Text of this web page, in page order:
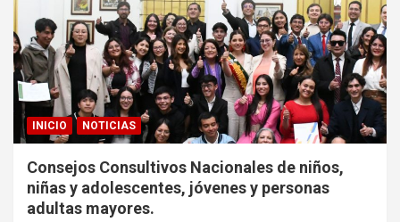
INICIO NOTICIAS
Consejos Consultivos Nacionales de niños,
niñas y adolescentes, jóvenes y personas
adultas mayores.